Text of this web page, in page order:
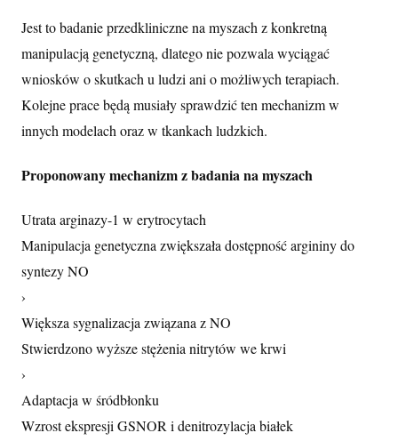
Jest to badanie przedkliniczne na myszach z konkretną
manipulacją genetyczną, dlatego nie pozwala wyciągać
wniosków o skutkach u ludzi ani o możliwych terapiach.
Kolejne prace będą musiały sprawdzić ten mechanizm w
innych modelach oraz w tkankach ludzkich.
Proponowany mechanizm z badania na myszach
Utrata arginazy-1 w erytrocytach
Manipulacja genetyczna zwiększała dostępność argininy do
syntezy NO
›
Większa sygnalizacja związana z NO
Stwierdzono wyższe stężenia nitrytów we krwi
›
Adaptacja w śródbłonku
Wzrost ekspresji GSNOR i denitrozylacja białek